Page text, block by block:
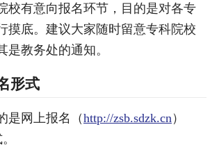
校有意向报名环节，目的是对各专
摸底。建议大家随时留意专科院校
是教务处的通知。
形式
是网上报名（http://zsb.sdzk.cn ）